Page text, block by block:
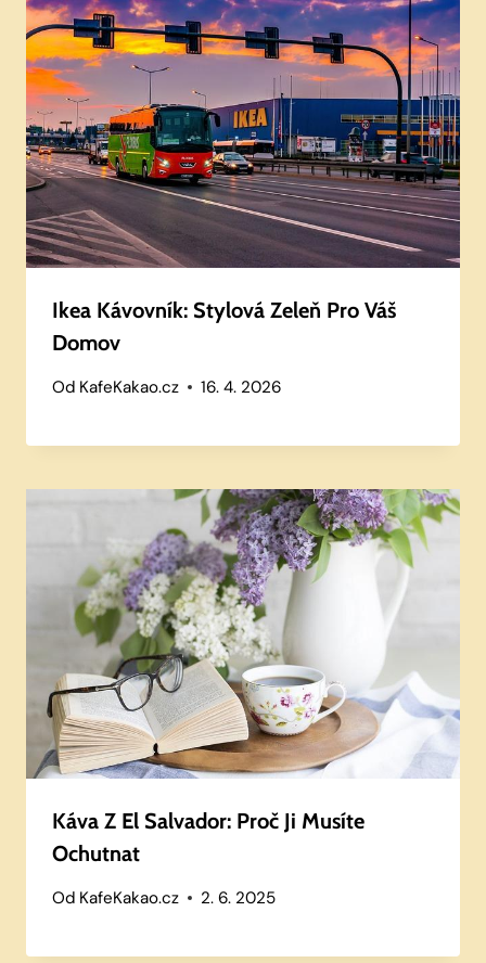
Ikea Kávovník: Stylová Zeleň Pro Váš
Domov
Od KafeKakao.cz 16. 4. 2026
Káva Z El Salvador: Proč Ji Musíte
Ochutnat
Od KafeKakao.cz 2. 6. 2025